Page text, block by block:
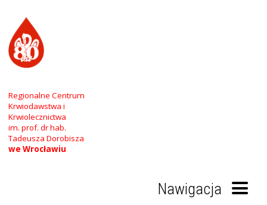
Regionalne Centrum
Krwiodawstwa i
Krwiolecznictwa
im. prof. dr hab.
Tadeusza Dorobisza
we Wrocławiu
Nawigacja